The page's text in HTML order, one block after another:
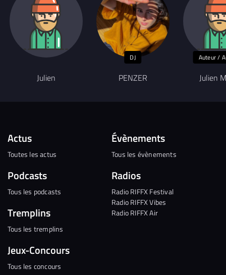
Julien
DJ
PENZER
Auteur /
Julien
Actus
Toutes les actus
Podcasts
Tous les podcasts
Tremplins
Tous les tremplins
Jeux-Concours
Tous les concours
Évènements
Tous les évènements
Radios
Radio RIFFX Festival
Radio RIFFX Vibes
Radio RIFFX Air